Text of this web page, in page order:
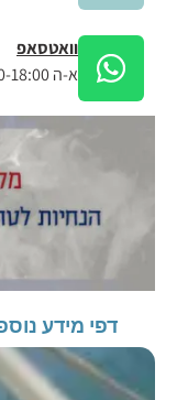
וואטסאפ
א-ה 15:00-18:00
דפי מידע